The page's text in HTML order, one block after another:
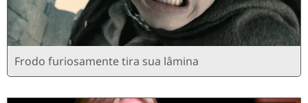
Frodo furiosamente tira sua lâmina